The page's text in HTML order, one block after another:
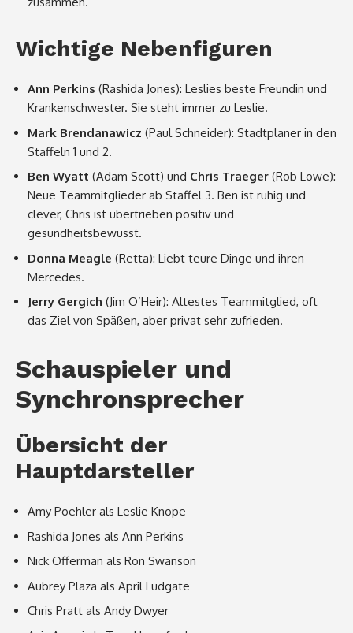
Wichtige Nebenfiguren
Ann Perkins (Rashida Jones): Leslies beste Freundin und
Krankenschwester. Sie steht immer zu Leslie.
Mark Brendanawicz (Paul Schneider): Stadtplaner in den
Staffeln 1 und 2.
Ben Wyatt (Adam Scott) und Chris Traeger (Rob Lowe):
Neue Teammitglieder ab Staffel 3. Ben ist ruhig und
clever, Chris ist übertrieben positiv und
gesundheitsbewusst.
Donna Meagle (Retta): Liebt teure Dinge und ihren
Mercedes.
Jerry Gergich (Jim O’Heir): Ältestes Teammitglied, oft
das Ziel von Späßen, aber privat sehr zufrieden.
Schauspieler und
Synchronsprecher
Übersicht der
Hauptdarsteller
Amy Poehler als Leslie Knope
Rashida Jones als Ann Perkins
Nick Offerman als Ron Swanson
Aubrey Plaza als April Ludgate
Chris Pratt als Andy Dwyer